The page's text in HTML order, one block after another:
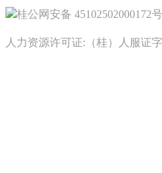
桂公网安备 45102502000172号
人力资源许可证:（桂）人服证